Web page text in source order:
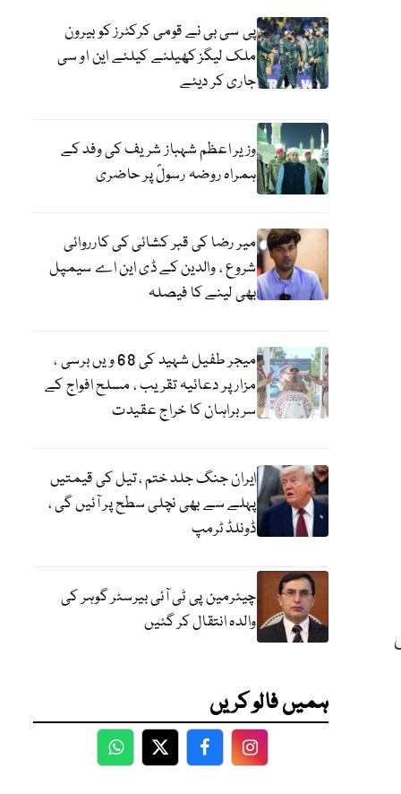
پی سی بی نے قومی کرکٹرز کو بیرون
ملک لیگز کھیلنے کیلئے این او سی
جاری کر دیئے
وزیر اعظم شہباز شریف کی وفد کے
ہمراہ روضہ رسولؐ پر حاضری
میر رضا کی قبر کشائی کی کارروائی
شروع ، والدین کے ڈی این اے سیمپل
بھی لینے کا فیصلہ
میجر طفیل شہید کی 68 ویں برسی ،
مزار پر دعائیہ تقریب ، مسلح افواج کے
سربراہان کا خراج عقیدت
ایران جنگ جلد ختم ، تیل کی قیمتیں
پہلے سے بھی نچلی سطح پر آئیں گی ،
ڈونلڈ ٹرمپ
چیئرمین پی ٹی آئی بیرسٹر گوہر کی
والدہ انتقال کر گئیں
ہمیں فالو کریں
WhatsApp
TwitterFacebookFacebook